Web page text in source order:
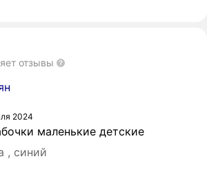
отзывы
2024
маленькие детские
, синий